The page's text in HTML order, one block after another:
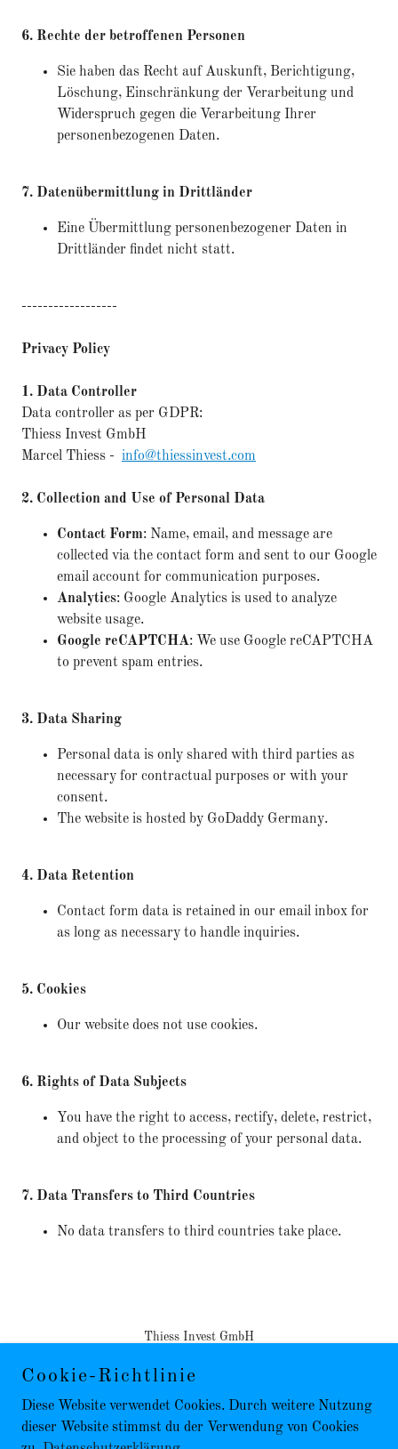
6. Rechte der betroffenen Personen
Sie haben das Recht auf Auskunft, Berichtigung,
Löschung, Einschränkung der Verarbeitung und
Widerspruch gegen die Verarbeitung Ihrer
personenbezogenen Daten.
7. Datenübermittlung in Drittländer
Eine Übermittlung personenbezogener Daten in
Drittländer findet nicht statt.
------------------
Privacy Policy
1. Data Controller
Data controller as per GDPR:
Thiess Invest GmbH
Marcel Thiess - info@thiessinvest.com
2. Collection and Use of Personal Data
Contact Form: Name, email, and message are
collected via the contact form and sent to our Google
email account for communication purposes.
Analytics: Google Analytics is used to analyze
website usage.
Google reCAPTCHA: We use Google reCAPTCHA
to prevent spam entries.
3. Data Sharing
Personal data is only shared with third parties as
necessary for contractual purposes or with your
consent.
The website is hosted by GoDaddy Germany.
4. Data Retention
Contact form data is retained in our email inbox for
as long as necessary to handle inquiries.
5. Cookies
Our website does not use cookies.
6. Rights of Data Subjects
You have the right to access, rectify, delete, restrict,
and object to the processing of your personal data.
7. Data Transfers to Third Countries
No data transfers to third countries take place.
Thiess Invest GmbH
Cookie-Richtlinie
Diese Website verwendet Cookies. Durch weitere Nutzung
dieser Website stimmst du der Verwendung von Cookies